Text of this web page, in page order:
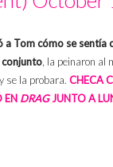
Tom cómo se sentía
conjunto , la peinaron al
se la probara. CHECA
EN DRAGJUNTO A